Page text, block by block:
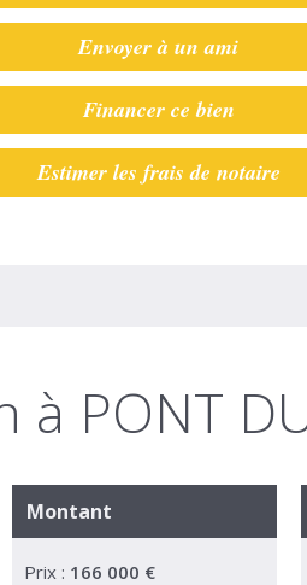
Envoyer à un ami
Financer ce bien
Estimer les frais de notaire
PONT
Montant
Prix : 166 000 €